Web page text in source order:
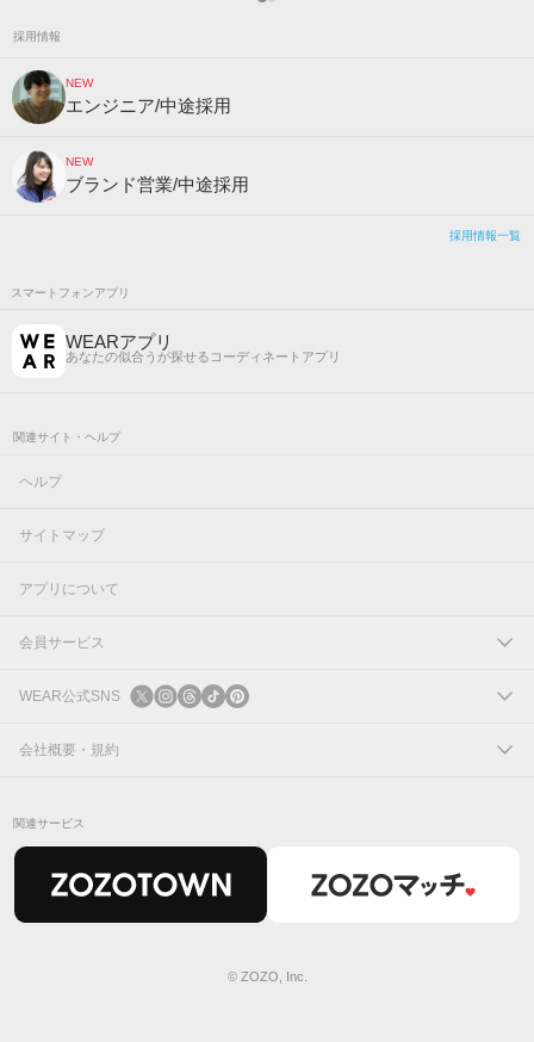
採用情報
NEW
エンジニア/中途採用
NEW
ブランド営業/中途採用
採用情報一覧
スマートフォンアプリ
WEARアプリ
あなたの似合うが探せるコーディネートアプリ
関連サイト・ヘルプ
ヘルプ
サイトマップ
アプリについて
会員サービス
ログイン
新規会員登録
WEAR公式SNS
X
会社概要・規約
関連サービス
© ZOZO, Inc.